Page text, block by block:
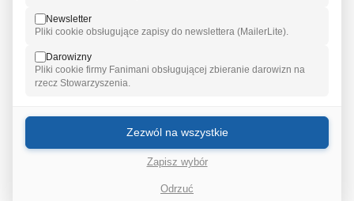
ZASADY ZDROWEJ DIETY
NA CO DZIEŃ.
Newsletter
Pliki cookie obsługujące zapisy do newslettera (MailerLite).
Darowizny
Pliki cookie firmy Fanimani obsługującej zbieranie darowizn na
rzecz Stowarzyszenia.
Odrzuć
Zapisz wybór
Zezwól na wszystkie